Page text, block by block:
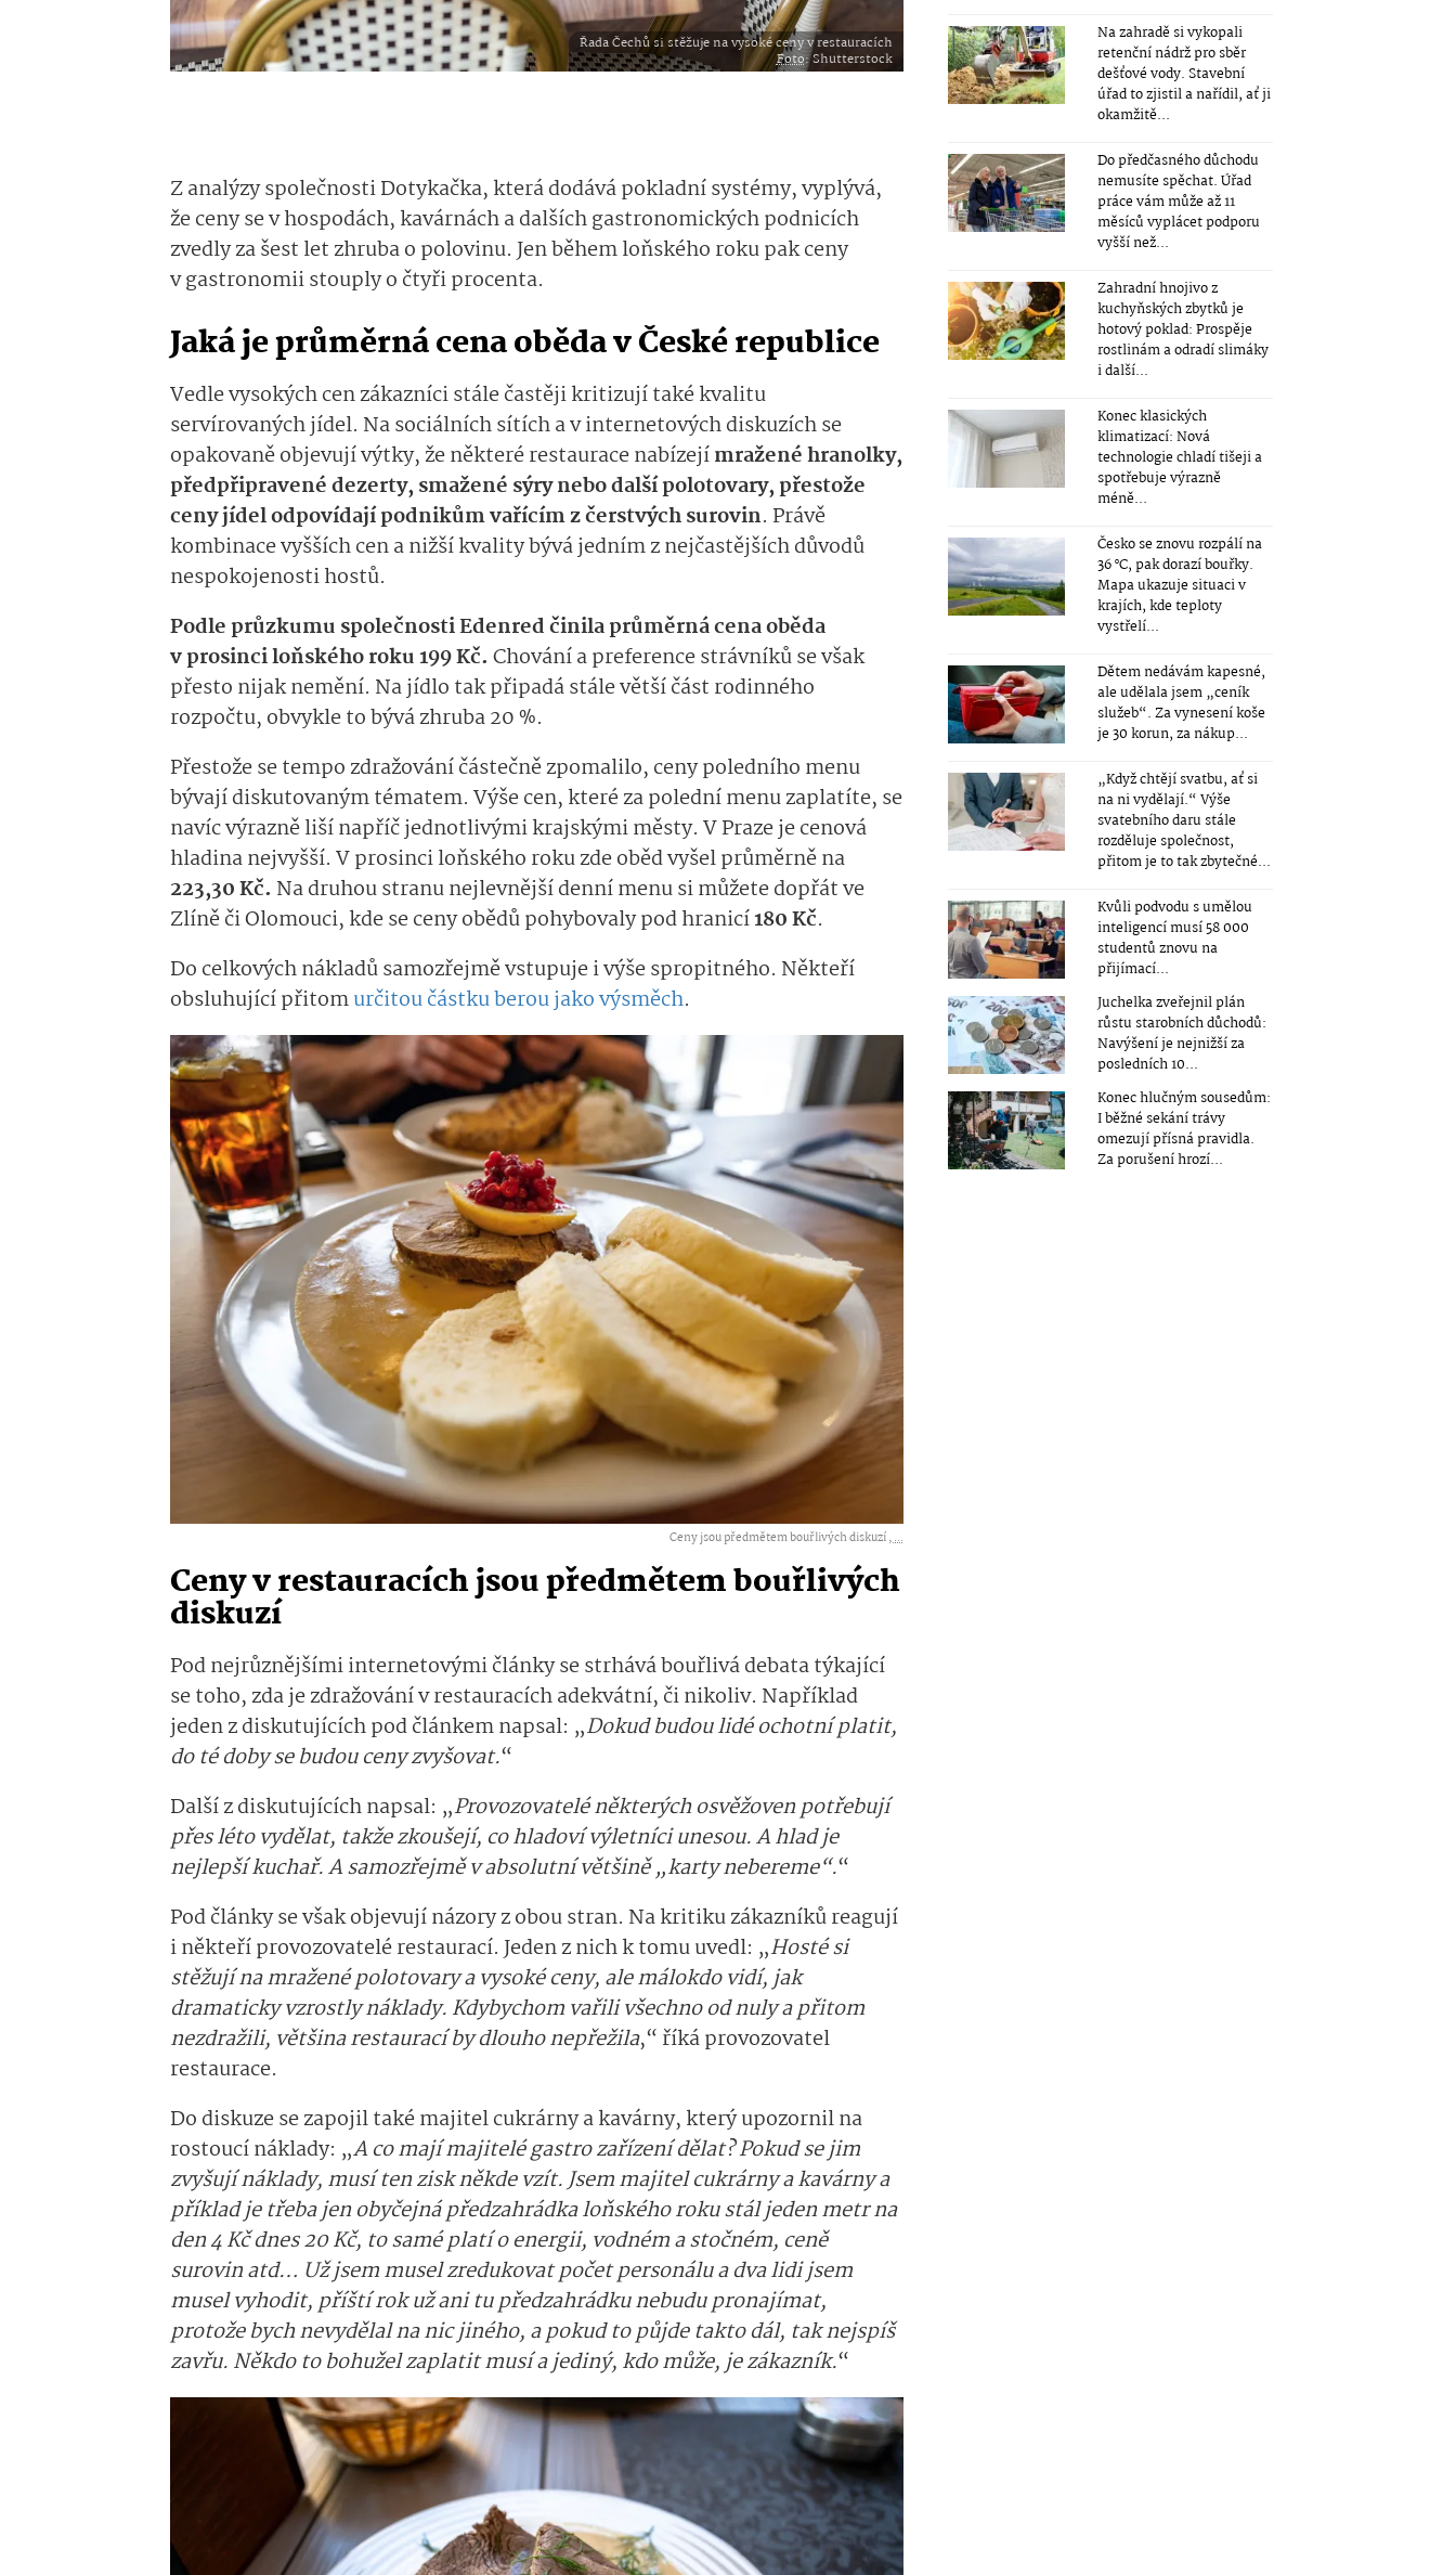
Řada Čechů si stěžuje na vysoké ceny v restauracích
Foto: Shutterstock
Z analýzy společnosti Dotykačka, která dodává pokladní systémy, vyplývá,
že ceny se v hospodách, kavárnách a dalších gastronomických podnicích
zvedly za šest let zhruba o polovinu. Jen během loňského roku pak ceny
v gastronomii stouply o čtyři procenta.
Jaká je průměrná cena oběda v České republice
Vedle vysokých cen zákazníci stále častěji kritizují také kvalitu
servírovaných jídel. Na sociálních sítích a v internetových diskuzích se
opakovaně objevují výtky, že některé restaurace nabízejímražené hranolky,
předpřipravené dezerty, smažené sýry nebo další polotovary, přestože
ceny jídel odpovídají podnikům vařícím z čerstvých surovin. Právě
kombinace vyšších cen a nižší kvality bývá jedním z nejčastějších důvodů
nespokojenosti hos­tů.
Podle průzkumu společnosti Edenred činila průměrná cena oběda
v prosinci loňského roku 199 Kč. Chování a preference strávníků se však
přesto nijak nemění. Na jídlo tak připadá stále větší část rodinného
rozpočtu, obvykle to bývá zhruba 20 %.
Přestože se tempo zdražování částečně zpomalilo, ceny poledního menu
bývají diskutovaným tématem. Výše cen, které za polední menu zaplatíte, se
navíc výrazně liší napříč jednotlivými krajskými městy. V Praze je cenová
hladina nejvyšší. V prosinci loňského roku zde oběd vyšel průměrně na
223,30 Kč. Na druhou stranu nejlevnější denní menu si můžete dopřát ve
Zlíně či Olomouci, kde se ceny obědů pohybovaly pod hranicí180 Kč.
Do celkových nákladů samozřejmě vstupuje i výše spropitného. Někteří
obsluhující přitomurčitou částku berou jako výsměch.
Ceny jsou předmětem bouřlivých diskuzí ,...
Ceny v restauracích jsou předmětem bouřlivých
diskuzí
Pod nejrůznějšími internetovými články se strhává bouřlivá debata týkající
se toho, zda je zdražování v restauracích adekvátní, či nikoliv. Například
jeden z diskutujících pod článkem napsal: „Dokud budou lidé ochotní platit,
do té doby se budou ceny zvyšovat.“
Další z diskutujících napsal: „Provozovatelé některých osvěžoven potřebují
přes léto vydělat, takže zkoušejí, co hladoví výletníci unesou. A hlad je
nejlepší kuchař. A samozřejmě v absolutní většině „karty nebereme“.“
Pod články se však objevují názory z obou stran. Na kritiku zákazníků reagují
i někteří provozovatelé restaurací. Jeden z nich k tomu uvedl: „Hosté si
stěžují na mražené polotovary a vysoké ceny, ale málokdo vidí, jak
dramaticky vzrostly náklady. Kdybychom vařili všechno od nuly a přitom
nezdražili, většina restaurací by dlouho nepřežila,“ říká provozovatel
restaurace.
Do diskuze se zapojil také majitel cukrárny a kavárny, který upozornil na
rostoucí náklady: „A co mají majitelé gastro zařízení dělat? Pokud se jim
zvyšují náklady, musí ten zisk někde vzít. Jsem majitel cukrárny a kavárny a
příklad je třeba jen obyčejná předzahrádka loňského roku stál jeden metr na
den 4 Kč dnes 20 Kč, to samé platí o energii, vodném a stočném, ceně
surovin atd… Už jsem musel zredukovat počet personálu a dva lidi jsem
musel vyhodit, příští rok už ani tu předzahrádku nebudu pronajímat,
protože bych nevydělal na nic jiného, a pokud to půjde takto dál, tak nejspíš
zavřu. Někdo to bohužel zaplatit musí a jediný, kdo může, je zákazník.“
Na zahradě si vykopali
retenční nádrž pro sběr
dešťové vody. Stavební
úřad to zjistil a nařídil, ať ji
okamžitě...
Do předčasného důchodu
nemusíte spěchat. Úřad
práce vám může až 11
měsíců vyplácet podporu
vyšší než...
Zahradní hnojivo z
kuchyňských zbytků je
hotový poklad: Prospěje
rostlinám a odradí slimáky
i další...
Konec klasických
klimatizací: Nová
technologie chladí tišeji a
spotřebuje výrazně
méně...
Česko se znovu rozpálí na
36 °C, pak dorazí bouřky.
Mapa ukazuje situaci v
krajích, kde teploty
vystřelí...
Dětem nedávám kapesné,
ale udělala jsem „ceník
služeb“. Za vynesení koše
je 30 korun, za nákup...
„Když chtějí svatbu, ať si
na ni vydělají.“ Výše
svatebního daru stále
rozděluje společnost,
přitom je to tak zbytečné...
Kvůli podvodu s umělou
inteligencí musí 58 000
studentů znovu na
přijímací...
Juchelka zveřejnil plán
růstu starobních důchodů:
Navýšení je nejnižší za
posledních 10...
Konec hlučným sousedům:
I běžné sekání trávy
omezují přísná pravidla.
Za porušení hrozí...